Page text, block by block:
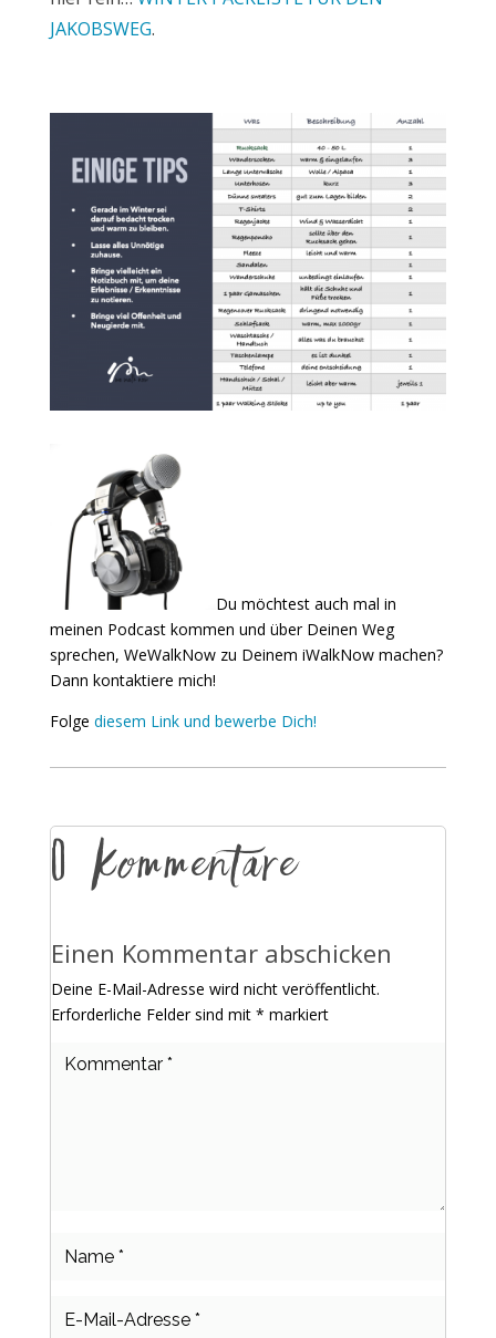
JAKOBSWEG.
Du möchtest auch mal in
meinen Podcast kommen und über Deinen Weg
sprechen, WeWalkNow zu Deinem iWalkNow machen?
Dann kontaktiere mich!
Folge diesem Link und bewerbe Dich!
0 Kommentare
Einen Kommentar abschicken
Deine E-Mail-Adresse wird nicht veröffentlicht.
Erforderliche Felder sind mit * markiert